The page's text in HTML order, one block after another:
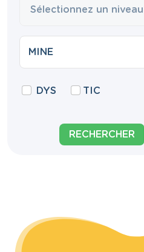
DYS TIC
RECHERCHER